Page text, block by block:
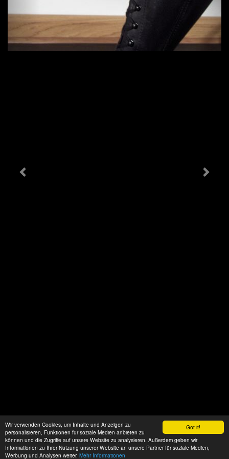
Got it!
Wir verwenden Cookies, um Inhalte und Anzeigen zu
personalisieren, Funktionen für soziale Medien anbieten zu
können und die Zugriffe auf unsere Website zu analysieren. Außerdem geben wir
Informationen zu Ihrer Nutzung unserer Website an unsere Partner für soziale Medien,
Werbung und Analysen weiter. Mehr Informationen